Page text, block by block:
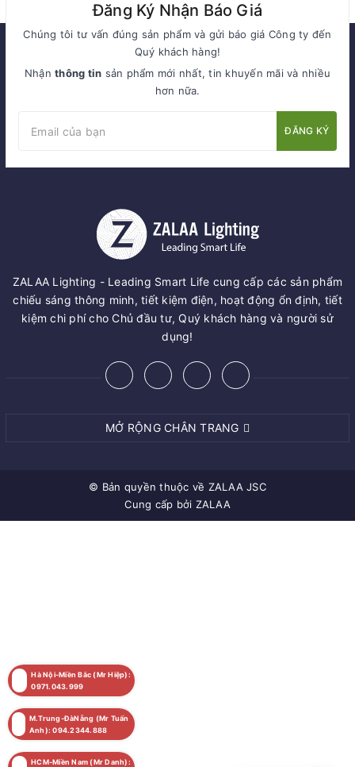
Đăng Ký Nhận Báo Giá
Chúng tôi tư vấn đúng sản phẩm và gửi báo giá Công ty đến
Quý khách hàng!
Nhậnthông tin sản phẩm mới nhất, tin khuyến mãi và nhiều
hơn nữa.
ĐĂNG KÝ
ZALAA Lighting - Leading Smart Life cung cấp các sản phẩm
chiếu sáng thông minh, tiết kiệm điện, hoạt động ổn định, tiết
kiệm chi phí cho Chủ đầu tư, Quý khách hàng và người sử
dụng!
MỞ RỘNG CHÂN TRANG
© Bản quyền thuộc về ZALAA JSC
Cung cấp bởi ZALAA
HCM-Miền Nam (Mr Danh):
Hà Nội-Miền Bắc (Mr Hiệp):
0971.043.999
M.Trung-ĐàNẵng (Mr Tuấn
Anh): 094.2344.888